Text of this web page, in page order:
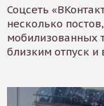
Соцсеть
несколько
мобилизованных
близким отпуск и